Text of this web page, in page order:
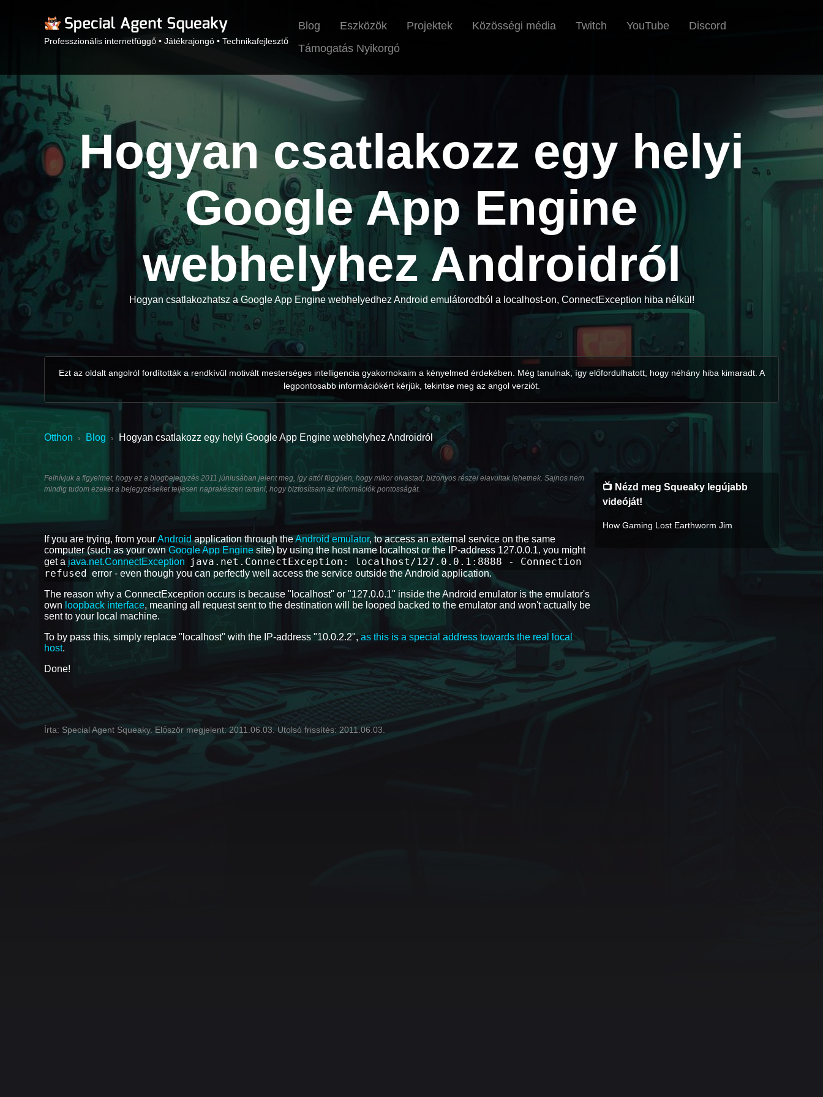
Professzionális internetfüggő • Játékrajongó • Technikafejlesztő
Blog Eszközök Projektek Közösségi média Twitch YouTube
Discord
Támogatás Nyikorgó
Hogyan csatlakozz egy helyi
Google App Engine
webhelyhez Androidról
Hogyan csatlakozhatsz a Google App Engine webhelyedhez Android emulátorodból a localhost-on, ConnectException hiba nélkül!
Ezt az oldalt angolról fordították a rendkívül motivált mesterséges intelligencia gyakornokaim a kényelmed érdekében. Még tanulnak, így előfordulhatott, hogy néhány hiba kimaradt. A
legpontosabb információkért kérjük, tekintse meg az angol verziót.
Otthon › Blog › Hogyan csatlakozz egy helyi Google App Engine webhelyhez Androidról
Felhívjuk a figyelmet, hogy ez a blogbejegyzés 2011 júniusában jelent meg, így attól függően, hogy mikor olvastad, bizonyos részei elavultak lehetnek. Sajnos nem
mindig tudom ezeket a bejegyzéseket teljesen naprakészen tartani, hogy biztosítsam az információk pontosságát.
If you are trying, from yourAndroidapplication through theAndroid emulator, to access an external service on the same
computer (such as your own Google App Engine site) by using the host name localhost or the IP-address 127.0.0.1, you might
get a java.net.ConnectException
java.net.ConnectException: localhost/127.0.0.1:8888 - Connection
refused error - even though you can perfectly well access the service outside the Android application.
The reason why a ConnectException occurs is because "localhost" or "127.0.0.1" inside the Android emulator is the emulator's
own loopback interface, meaning all request sent to the destination will be looped backed to the emulator and won't actually be
sent to your local machine.
To by pass this, simply replace "localhost" with the IP-address "10.0.2.2", as this is a special address towards the real local
host.
Done!
Írta: Special Agent Squeaky. Először megjelent: 2011.06.03. Utolsó frissítés: 2011.06.03.
📺 Nézd meg Squeaky legújabb
videóját!
How Gaming Lost Earthworm Jim